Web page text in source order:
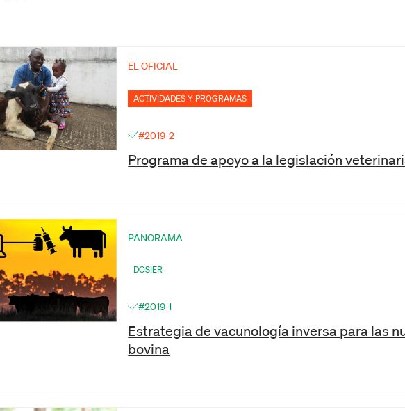
EL OFICIAL
ACTIVIDADES Y PROGRAMAS
#2019-2
Programa de apoyo a la legislación
PANORAMA
DOSIER
#2019-1
Estrategia de vacunología inversa para las
bovina